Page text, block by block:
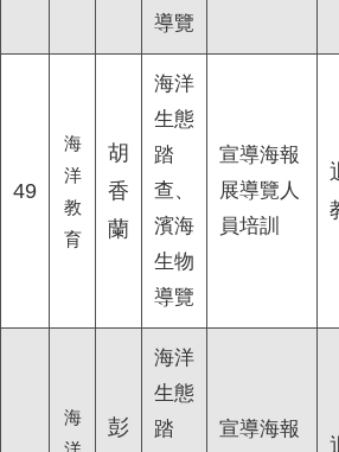
導覽
49
海
洋
教
育
胡
香
蘭
海洋
生態
踏
查、
濱海
生物
導覽
宣導海報
展導覽人
員培訓
海
彭
海洋
生態
踏
宣導海報